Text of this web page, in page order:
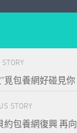
STORY
覓包養網好碰見你
STORY
約包養網復興 再向